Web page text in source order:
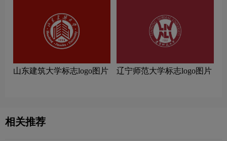
山东建筑大学标志logo图片 辽宁师范大学标志logo图片
相关推荐